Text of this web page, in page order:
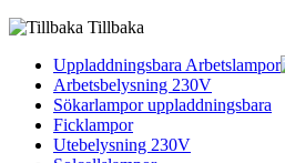
Tillbaka
Uppladdningsbara Arbetslampor
Arbetsbelysning 230V
Sökarlampor uppladdningsbara
Ficklampor
Utebelysning 230V